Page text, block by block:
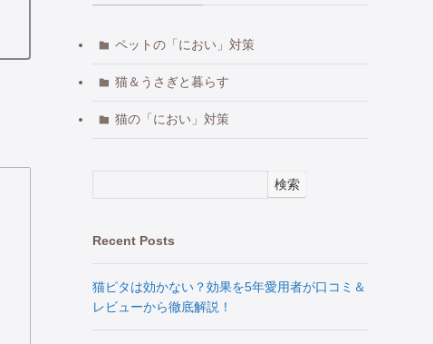
ペットの「におい」対策
猫＆うさぎと暮らす
猫の「におい」対策
検索
Recent Posts
猫ピタは効かない？効果を5年愛用者が口コミ＆
レビューから徹底解説！